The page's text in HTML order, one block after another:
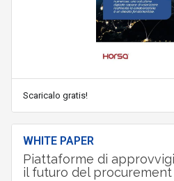
Scaricalo gratis!
WHITE PAPER
Piattaforme di
il futuro del